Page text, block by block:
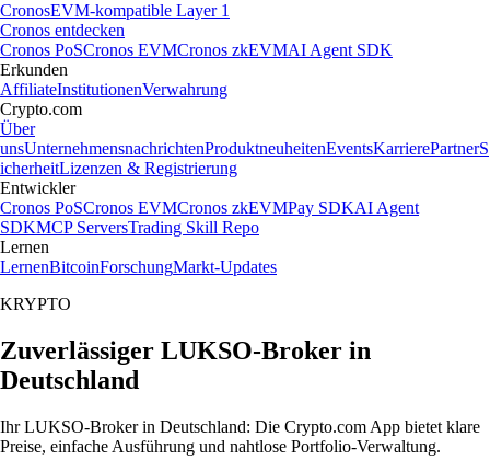
CronosEVM-kompatible Layer 1
Cronos entdecken
Cronos PoSCronos EVMCronos zkEVMAI Agent SDK
Erkunden
AffiliateInstitutionenVerwahrung
Crypto.com
Über
unsUnternehmensnachrichtenProduktneuheitenEventsKarrierePartnerS
icherheitLizenzen & Registrierung
Entwickler
Cronos PoSCronos EVMCronos zkEVMPay SDKAI Agent
SDKMCP ServersTrading Skill Repo
Lernen
LernenBitcoinForschungMarkt-Updates
KRYPTO
Zuverlässiger LUKSO-Broker in
Deutschland
Ihr LUKSO-Broker in Deutschland: Die Crypto.com App bietet klare
Preise, einfache Ausführung und nahtlose Portfolio-Verwaltung.